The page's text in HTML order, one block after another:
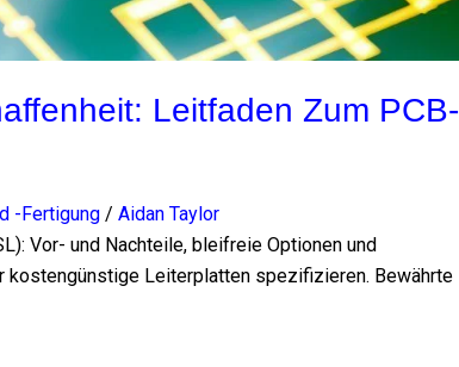
Leitfaden Zum PCB-
-Fertigung/ Aidan Taylor
Vor- und Nachteile, bleifreie Optionen und
kostengünstige Leiterplatten spezifizieren. Bewährte